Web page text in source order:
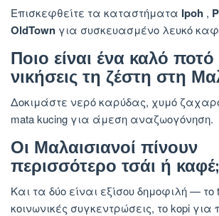
Επισκεφθείτε τα καταστήματα Ipoh ,
OldTown για συσκευασμένο λευκό
Ποιο είναι ένα καλό ποτό
νικήσεις τη ζέστη στη
Δοκιμάστε νερό καρύδας, χυμό
mata kucing για άμεση αναζωογόνηση.
Οι Μαλαισιανοί πίνουν
περισσότερο τσάι ή καφέ;
Και τα δύο είναι εξίσου δημοφιλή — το
κοινωνικές συγκεντρώσεις, το kopi για